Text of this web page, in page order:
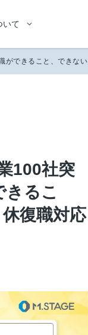
いて
できること、できな
100社突
きるこ
復職対応